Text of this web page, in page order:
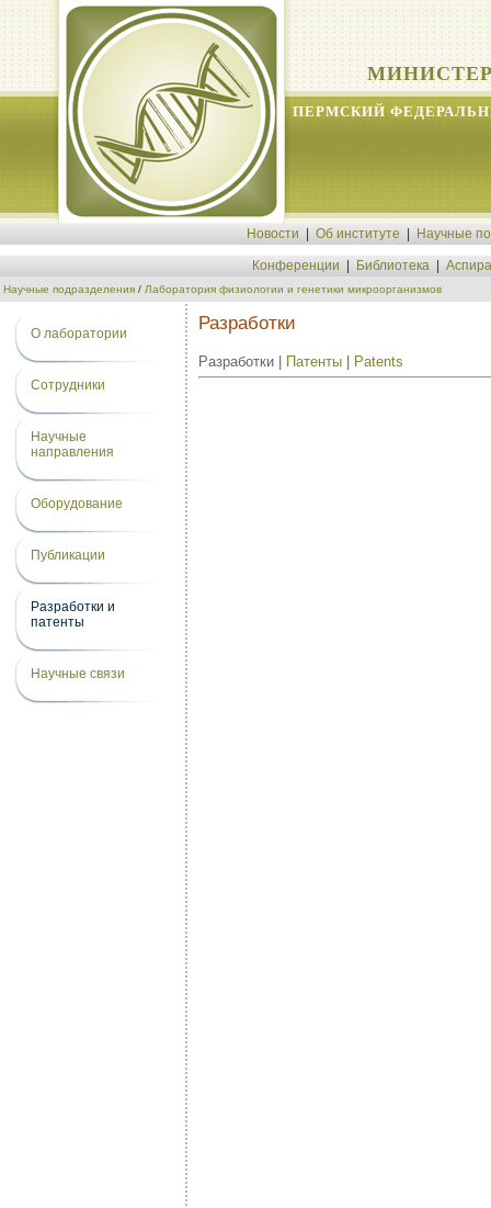
ПЕРМСКИЙ
Новости Об институте Научные
Конференции Библиотека
Научные подразделения / Лаборатория физиологии и генетики микроорганизмов
О лаборатории
Сотрудники
Научные
направления
Оборудование
Публикации
Разработки и
патенты
Научные связи
Разработки
Разработки | Патенты | Patents